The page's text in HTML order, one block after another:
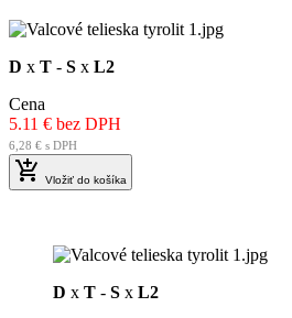
D x T - S x L2
Cena
5.11 € bez DPH
6,28 € s DPH
 Vložiť do košíka
D x T - S x L2